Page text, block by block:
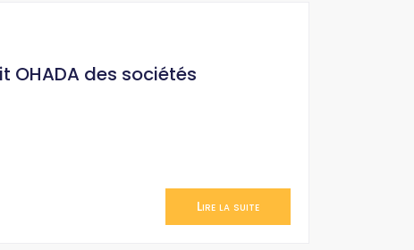
OHADA des sociétés
Lire la suite